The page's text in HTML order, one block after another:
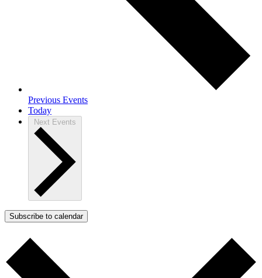
Previous Events
Today
Next Events
Subscribe to calendar